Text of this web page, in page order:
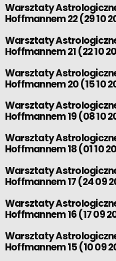
Warsztaty
Hoffmannem 22 (29 10
Warsztaty
Hoffmannem 21 (22 10
Warsztaty
Hoffmannem 20 (15 10
Warsztaty
Hoffmannem 19 (08 10
Warsztaty
Hoffmannem 18 (01 10
Warsztaty
Hoffmannem 17 (24 09
Warsztaty
Hoffmannem 16 (17 09
Warsztaty
Hoffmannem 15 (10 09